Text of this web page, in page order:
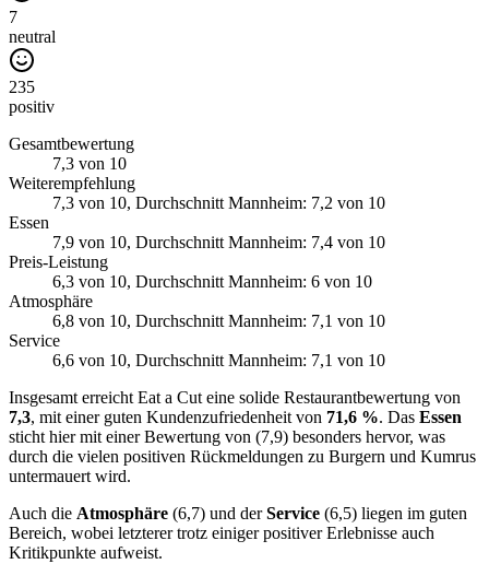
7
neutral
235
positiv
Gesamtbewertung
7,3 von 10
Weiterempfehlung
7,3 von 10, Durchschnitt Mannheim: 7,2 von 10
Essen
7,9 von 10, Durchschnitt Mannheim: 7,4 von 10
Preis-Leistung
6,3 von 10, Durchschnitt Mannheim: 6 von 10
Atmosphäre
6,8 von 10, Durchschnitt Mannheim: 7,1 von 10
Service
6,6 von 10, Durchschnitt Mannheim: 7,1 von 10
Insgesamt erreicht Eat a Cut eine solide Restaurantbewertung von
7,3, mit einer guten Kundenzufriedenheit von 71,6 %. Das Essen
sticht hier mit einer Bewertung von (7,9) besonders hervor, was
durch die vielen positiven Rückmeldungen zu Burgern und Kumrus
untermauert wird.
Auch die Atmosphäre (6,7) und derService (6,5) liegen im guten
Bereich, wobei letzterer trotz einiger positiver Erlebnisse auch
Kritikpunkte aufweist.